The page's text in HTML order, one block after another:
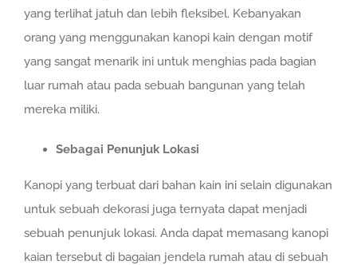
yang terlihat jatuh dan lebih fleksibel. Kebanyakan
orang yang menggunakan kanopi kain dengan motif
yang sangat menarik ini untuk menghias pada bagian
luar rumah atau pada sebuah bangunan yang telah
mereka miliki.
Sebagai Penunjuk Lokasi
Kanopi yang terbuat dari bahan kain ini selain digunakan
untuk sebuah dekorasi juga ternyata dapat menjadi
sebuah penunjuk lokasi. Anda dapat memasang kanopi
kaian tersebut di bagaian jendela rumah atau di sebuah